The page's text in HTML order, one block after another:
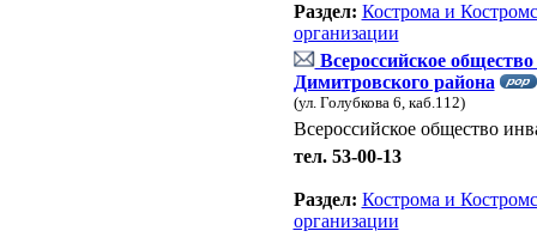
Раздел: Кострома и
организации
Всероссийское
Димитровского района
(ул. Голубкова 6, каб.112)
Всероссийское общество
тел. 53-00-13
Раздел: Кострома и
организации